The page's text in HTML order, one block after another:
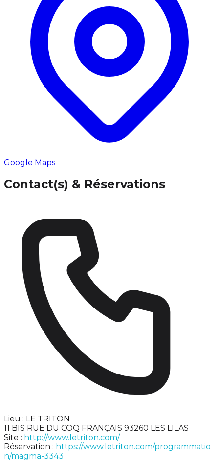
Google Maps
Contact(s) & Réservations
Lieu : LE TRITON
11 BIS RUE DU COQ FRANÇAIS 93260 LES LILAS
Site : http://www.letriton.com/
Réservation : https://www.letriton.com/programmatio
n/magma-3343